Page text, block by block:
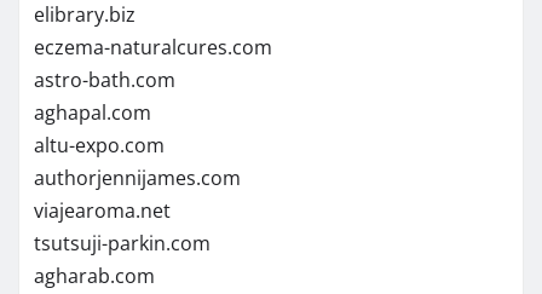
elibrary.biz
eczema-naturalcures.com
astro-bath.com
aghapal.com
altu-expo.com
authorjennijames.com
viajearoma.net
tsutsuji-parkin.com
agharab.com